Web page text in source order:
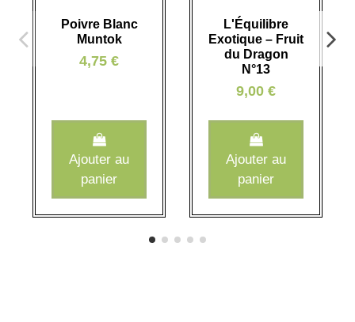
Poivre Blanc
Muntok
4,75 €
Ajouter au
panier
L'Équilibre
Exotique – Fruit
du Dragon
N°13
9,00 €
Ajouter au
panier